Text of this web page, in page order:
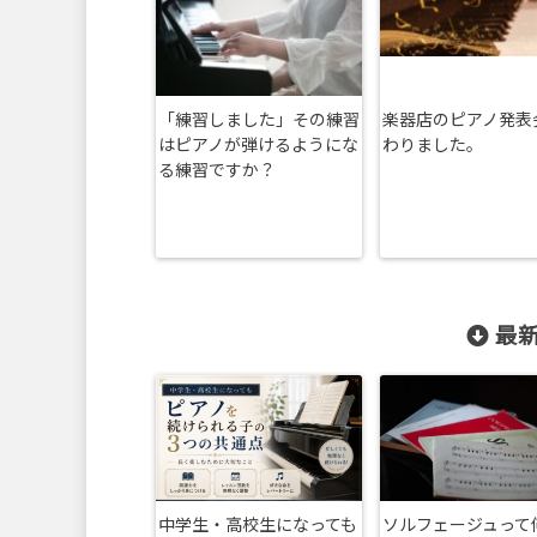
「練習しました」その練習
はピアノが弾けるようにな
る練習ですか？
楽器店のピアノ発表
わりました。
最
中学生・高校生になっても ソルフェージュって